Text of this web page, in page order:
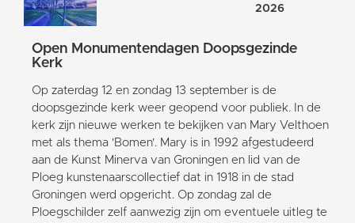
2026
Open Monumentendagen Doopsgezinde
Kerk
Op zaterdag 12 en zondag 13 september is de
doopsgezinde kerk weer geopend voor publiek. In de
kerk zijn nieuwe werken te bekijken van Mary Velthoen
met als thema 'Bomen'. Mary is in 1992 afgestudeerd
aan de Kunst Minerva van Groningen en lid van de
Ploeg kunstenaarscollectief dat in 1918 in de stad
Groningen werd opgericht. Op zondag zal de
Ploegschilder zelf aanwezig zijn om eventuele uitleg te